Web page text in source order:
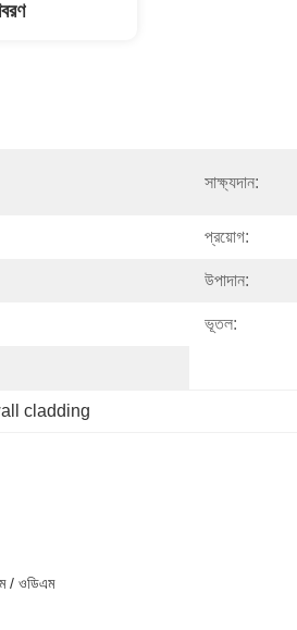
সাক্ষ্যদান:
প্রয়োগ:
উপাদান:
ভূতল:
cladding
/ ওডিএম